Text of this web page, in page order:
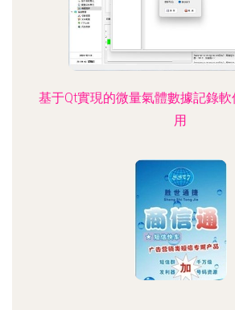
基于Qt實現的微量氣體數據記錄
用